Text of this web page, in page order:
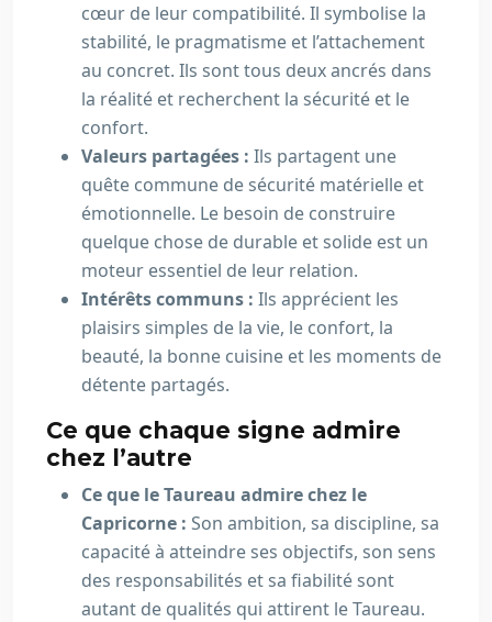
cœur de leur compatibilité. Il symbolise la
stabilité, le pragmatisme et l’attachement
au concret. Ils sont tous deux ancrés dans
la réalité et recherchent la sécurité et le
confort.
Valeurs partagées : Ils partagent une
quête commune de sécurité matérielle et
émotionnelle. Le besoin de construire
quelque chose de durable et solide est un
moteur essentiel de leur relation.
Intérêts communs : Ils apprécient les
plaisirs simples de la vie, le confort, la
beauté, la bonne cuisine et les moments de
détente partagés.
Ce que chaque signe admire
chez l’autre
Ce que le Taureau admire chez le
Capricorne : Son ambition, sa discipline, sa
capacité à atteindre ses objectifs, son sens
des responsabilités et sa fiabilité sont
autant de qualités qui attirent le Taureau.